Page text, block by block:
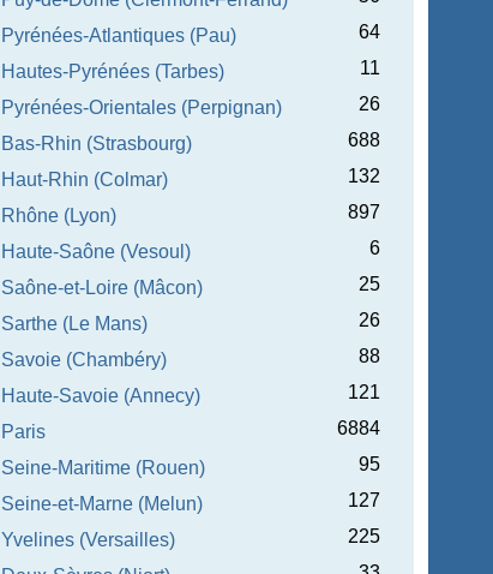
Pyrénées-Atlantiques (Pau)
64
Hautes-Pyrénées (Tarbes)
11
Pyrénées-Orientales (Perpignan)
26
Bas-Rhin (Strasbourg)
688
Haut-Rhin (Colmar)
132
Rhône (Lyon)
897
Haute-Saône (Vesoul)
6
Saône-et-Loire (Mâcon)
25
Sarthe (Le Mans)
26
Savoie (Chambéry)
88
Haute-Savoie (Annecy)
121
Paris
6884
Seine-Maritime (Rouen)
95
Seine-et-Marne (Melun)
127
Yvelines (Versailles)
225